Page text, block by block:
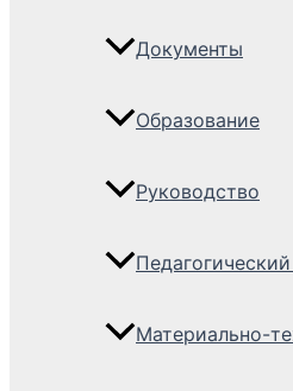
Документы
Образование
Руководство
Материально-